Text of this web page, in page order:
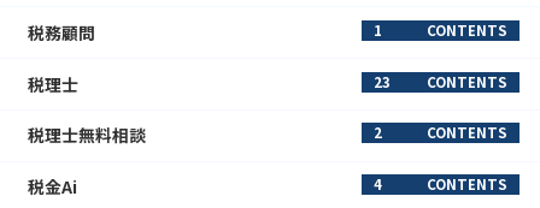
税務顧問 1 CONTENTS
税理士 23 CONTENTS
税理士無料相談 2 CONTENTS
税金Ai 4 CONTENTS